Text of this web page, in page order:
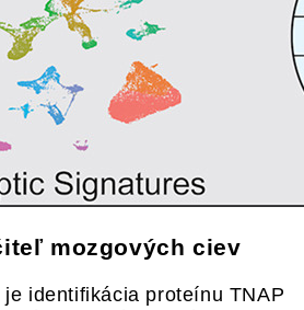
mozgových ciev
identifikácia proteínu TNAP